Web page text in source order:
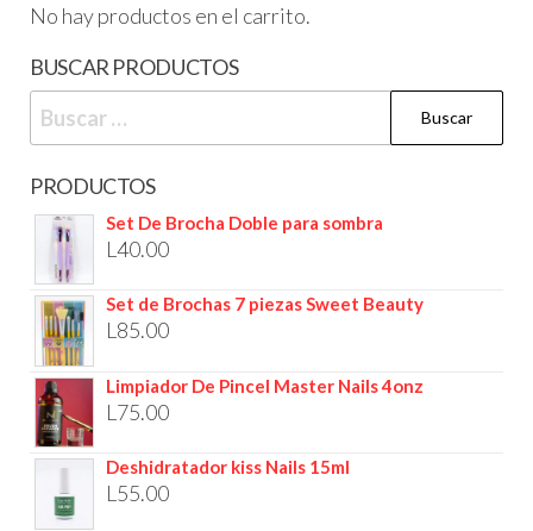
No hay productos en el carrito.
BUSCAR PRODUCTOS
PRODUCTOS
Set De Brocha Doble para sombra
L 40.00
Set de Brochas 7 piezas Sweet Beauty
L 85.00
Limpiador De Pincel Master Nails 4onz
L 75.00
Deshidratador kiss Nails 15ml
L 55.00